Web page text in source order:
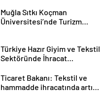
Muğla Sıtkı Koçman
Üniversitesi’nde Turizm
Türkiye Hazır Giyim ve Tekstil
Sektöründe İhracat
Ticaret Bakanı: Tekstil ve
hammadde ihracatında artış